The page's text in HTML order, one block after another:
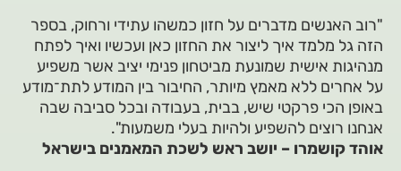
"רוב האנשים מדברים על חזון כמשהו עתידי ורחוק, בספר
הזה גל מלמד איך ליצור את החזון כאן ועכשיו ואיך לפתח
מנהיגות אישית שמונעת מביטחון פנימי יציב אשר משפיע
על אחרים ללא מאמץ מיותר, החיבור בין המודע לתת־מודע
באופן הכי פרקטי שיש, בבית, בעבודה ובכל סביבה שבה
אנחנו רוצים להשפיע ולהיות בעלי משמעות".
אוהד קושמרו – יושב ראש לשכת המאמנים בישראל